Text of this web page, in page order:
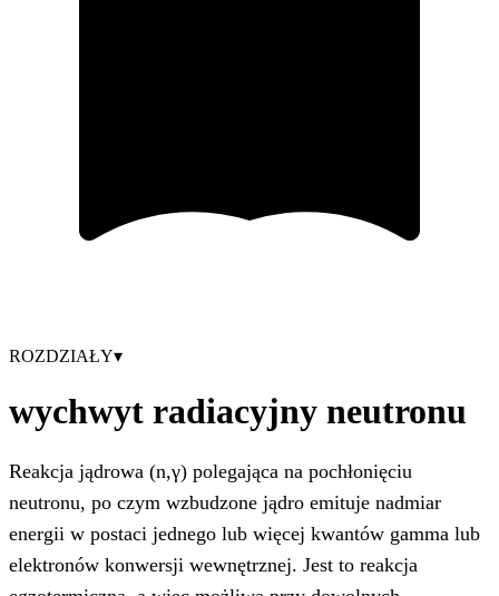
ROZDZIAŁY▾
wychwyt radiacyjny neutronu
Reakcja jądrowa (n,γ) polegająca na pochłonięciu
neutronu, po czym wzbudzone jądro emituje nadmiar
energii w postaci jednego lub więcej kwantów gamma lub
elektronów konwersji wewnętrznej. Jest to reakcja